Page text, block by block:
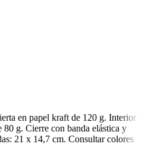
en papel kraft de 120 g. Interior
80 g. Cierre con banda elástica y
21 x 14,7 cm. Consultar colores